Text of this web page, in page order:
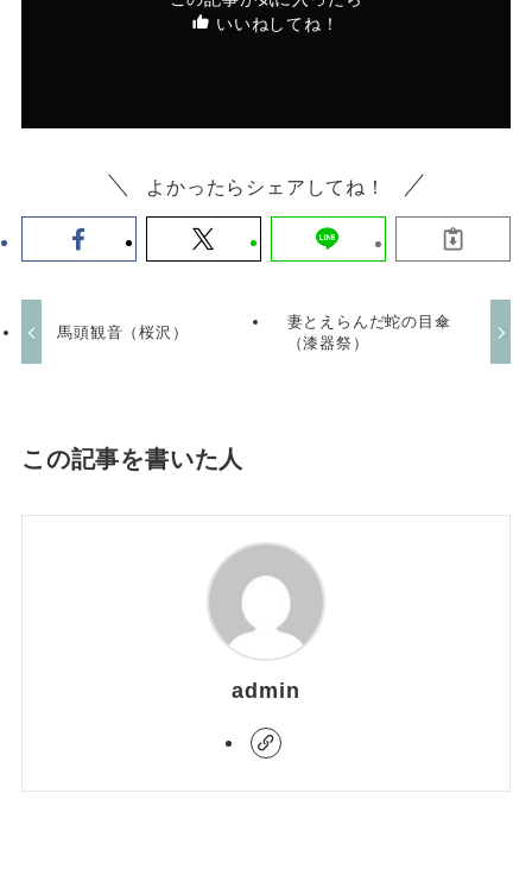
いいねしてね！
よかったらシェアしてね！
馬頭観音（桜沢）
妻とえらんだ蛇の目傘
（漆器祭）
この記事を書いた人
admin